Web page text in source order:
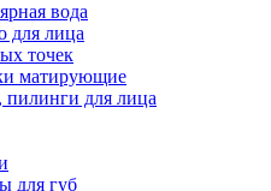
вода
для лица
точек
матирующие
для лица
для губ